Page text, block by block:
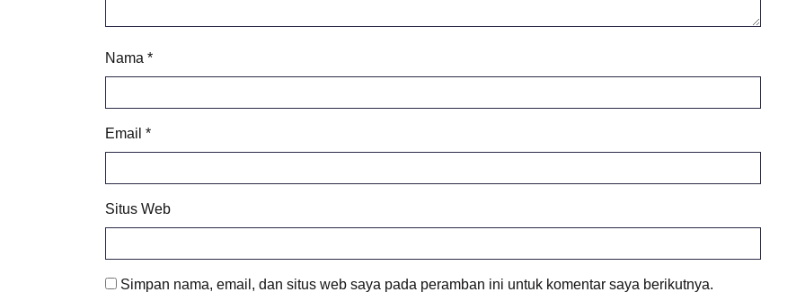
Nama *
Email *
Situs Web
Simpan nama, email, dan situs web saya pada peramban ini untuk komentar saya berikutnya.